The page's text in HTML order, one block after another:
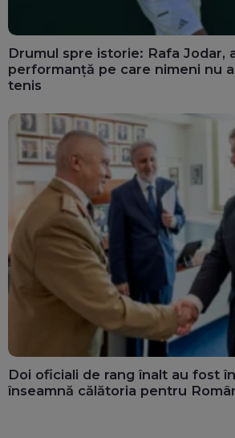
Drumul spre istorie: Rafa Jodar,
performanță pe care nimeni nu
tenis
Doi oficiali de rang înalt au fost
înseamnă călătoria pentru